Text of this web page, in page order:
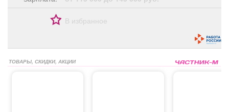
Я - пенсионер
В избранное
ТОВАРЫ, СКИДКИ, АКЦИИ